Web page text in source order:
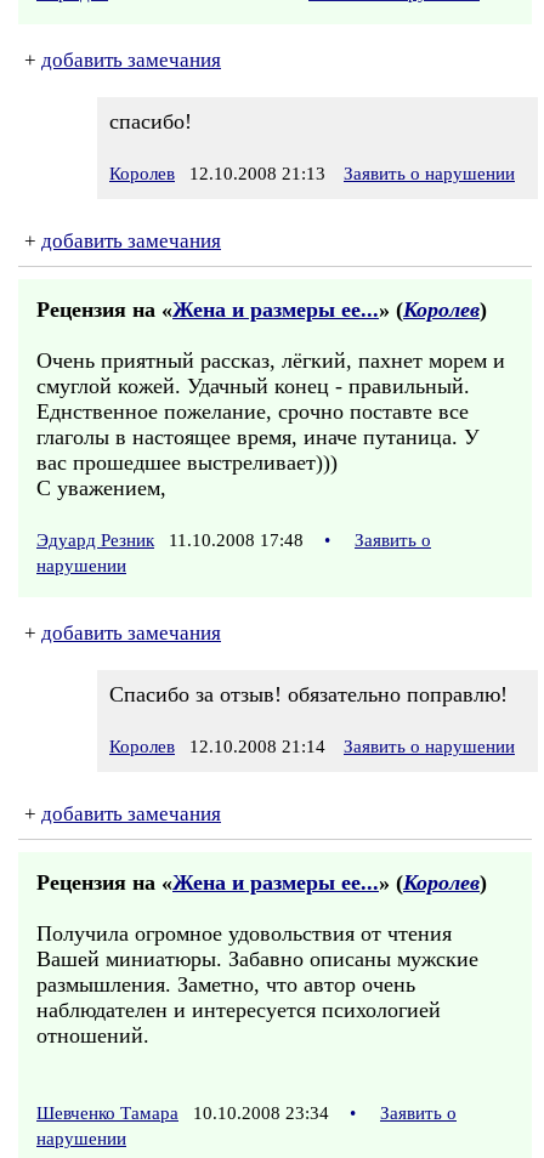
+ добавить замечания
спасибо!
Королев 12.10.2008 21:13 Заявить о нарушении
+ добавить замечания
Рецензия на «Жена и размеры ее...» (Королев)
Очень приятный рассказ, лёгкий, пахнет морем и
смуглой кожей. Удачный конец - правильный.
Еднственное пожелание, срочно поставте все
глаголы в настоящее время, иначе путаница. У
вас прошедшее выстреливает)))
С уважением,
Эдуард Резник 11.10.2008 17:48 •
Заявить о
нарушении
+ добавить замечания
Спасибо за отзыв! обязательно поправлю!
Королев 12.10.2008 21:14 Заявить о нарушении
+ добавить замечания
Рецензия на «Жена и размеры ее...» (Королев)
Получила огромное удовольствия от чтения
Вашей миниатюры. Забавно описаны мужские
размышления. Заметно, что автор очень
наблюдателен и интересуется психологией
отношений.
Шевченко Тамара 10.10.2008 23:34 •
Заявить о
нарушении